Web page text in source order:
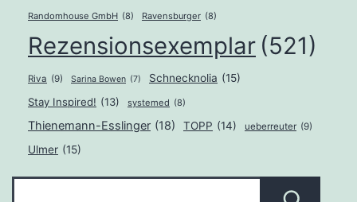
Randomhouse GmbH (8) Ravensburger (8)
Rezensionsexemplar (521)
Riva (9) Sarina Bowen (7) Schnecknolia (15)
Stay Inspired! (13) systemed (8)
Thienemann-Esslinger (18) TOPP (14) ueberreuter (9)
Ulmer (15)